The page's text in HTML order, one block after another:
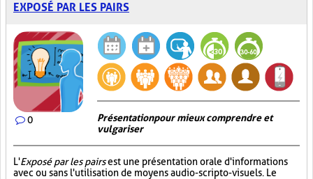
EXPOSÉ PAR LES PAIRS
0
Présentation pour mieux comprendre et
vulgariser
L'Exposé par les pairsest une présentation orale d'informations
avec ou sans l'utilisation de moyens audio-scripto-visuels. Le